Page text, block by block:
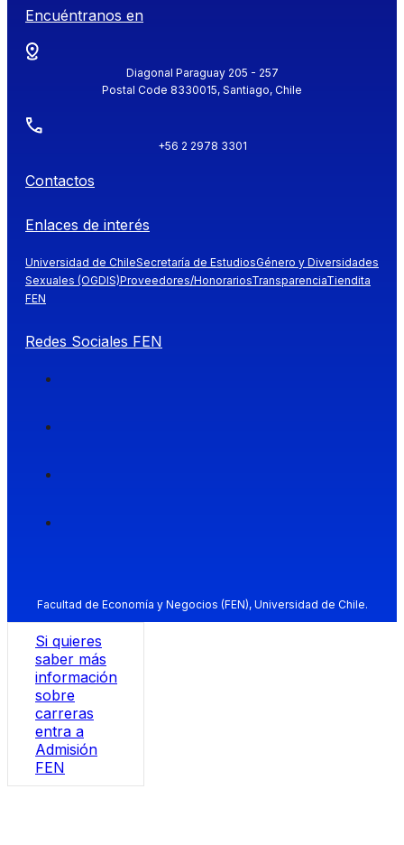
Encuéntranos en
Diagonal Paraguay 205 - 257
Postal Code 8330015, Santiago, Chile
+56 2 2978 3301
Contactos
Enlaces de interés
Universidad de ChileSecretaría de EstudiosGénero y Diversidades
Sexuales (OGDIS)Proveedores/HonorariosTransparenciaTiendita
FEN
Redes Sociales FEN
Facultad de Economía y Negocios (FEN), Universidad de Chile.
Si quieres
saber más
información
sobre
carreras
entra a
Admisión
FEN